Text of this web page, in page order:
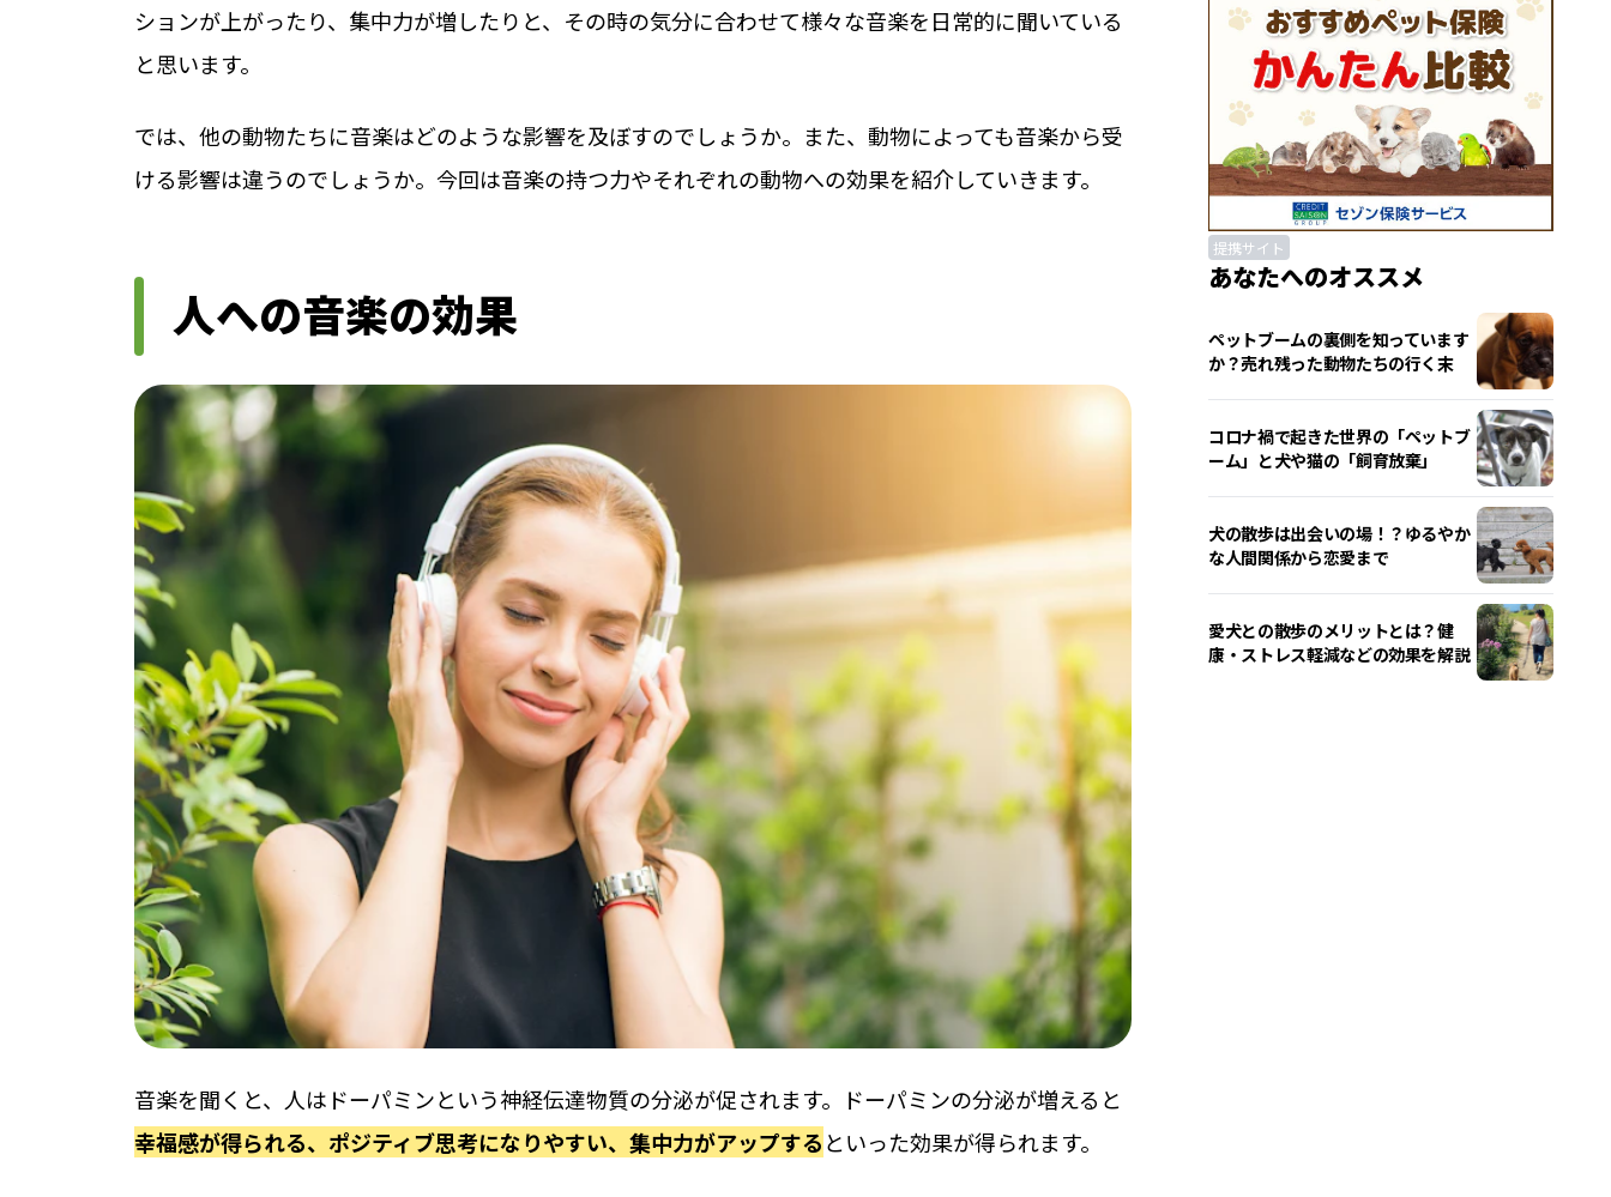
ションが上がったり、集中力が増したりと、その時の気分に合わせて様々な音楽を日常的に聞いている
と思います。
では、他の動物たちに音楽はどのような影響を及ぼすのでしょうか。また、動物によっても音楽から受
ける影響は違うのでしょうか。今回は音楽の持つ力やそれぞれの動物への効果を紹介していきます。
人への音楽の効果
音楽を聞くと、人はドーパミンという神経伝達物質の分泌が促されます。ドーパミンの分泌が増えると
幸福感が得られる、ポジティブ思考になりやすい、集中力がアップするといった効果が得られます。
提携サイト
あなたへのオススメ
ペットブームの裏側を知っています
か？売れ残った動物たちの行く末
コロナ禍で起きた世界の「ペットブ
ーム」と犬や猫の「飼育放棄」
犬の散歩は出会いの場！？ゆるやか
な人間関係から恋愛まで
愛犬との散歩のメリットとは？健
康・ストレス軽減などの効果を解説